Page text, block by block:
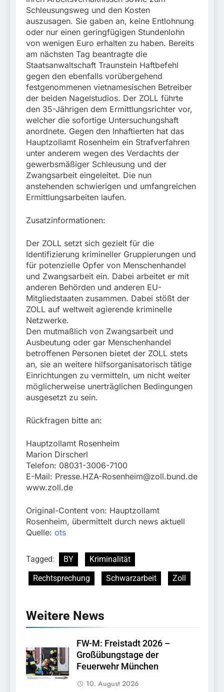
Schleusungsweg und den Kosten
auszusagen. Sie gaben an, keine Entlohnung
oder nur einen geringfügigen Stundenlohn
von wenigen Euro erhalten zu haben. Bereits
am nächsten Tag beantragte die
Staatsanwaltschaft Traunstein Haftbefehl
gegen den ebenfalls vorübergehend
festgenommenen vietnamesischen Betreiber
der beiden Nagelstudios. Der ZOLL führte
den 35-Jährigen dem Ermittlungsrichter vor,
welcher die sofortige Untersuchungshaft
anordnete. Gegen den Inhaftierten hat das
Hauptzollamt Rosenheim ein Strafverfahren
unter anderem wegen des Verdachts der
gewerbsmäßiger Schleusung und der
Zwangsarbeit eingeleitet. Die nun
anstehenden schwierigen und umfangreichen
Ermittlungsarbeiten laufen.
Zusatzinformationen:
Der ZOLL setzt sich gezielt für die
Identifizierung krimineller Gruppierungen und
für potenzielle Opfer von Menschenhandel
und Zwangsarbeit ein. Dabei arbeitet er mit
anderen Behörden und anderen EU-
Mitgliedstaaten zusammen. Dabei stößt der
ZOLL auf weltweit agierende kriminelle
Netzwerke.
Den mutmaßlich von Zwangsarbeit und
Ausbeutung oder gar Menschenhandel
betroffenen Personen bietet der ZOLL stets
an, sie an weitere hilfsorganisatorisch tätige
Einrichtungen zu vermitteln, um nicht weiter
möglicherweise unerträglichen Bedingungen
ausgesetzt zu sein.
Rückfragen bitte an:
Hauptzollamt Rosenheim
Marion Dirscherl
Telefon: 08031-3006-7100
E-Mail: Presse.HZA-Rosenheim@zoll.bund.de
www.zoll.de
Original-Content von: Hauptzollamt
Rosenheim, übermittelt durch news aktuell
Quelle: ots
Tagged: BY
Kriminalität
Rechtsprechung
Schwarzarbeit Zoll
Weitere News
FW-M: Freistadt 2026 –
Großübungstage der
Feuerwehr München
10. August 2026